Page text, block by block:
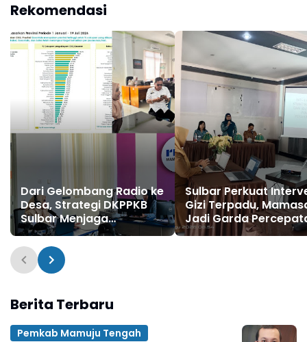
Rekomendasi
Dari Gelombang Radio ke
Desa, Strategi DKPPKB
Sulbar Menjaga
Kesehatan di Musim
Kering
Sulbar Perkuat
Gizi Terpadu,
Jadi Garda
Penurunan Stunting
Berita Terbaru
Pemkab Mamuju Tengah